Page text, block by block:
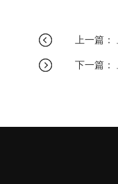
上一篇：
下一篇：